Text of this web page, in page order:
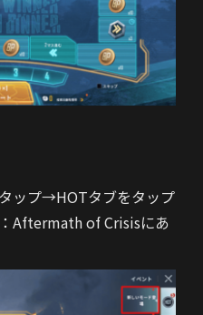
ップ→HOTタブをタップ
Aftermath of Crisisにあ